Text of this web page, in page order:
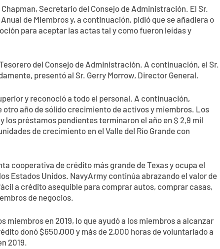
Secretario del Consejo de Administración. El Sr.
de Miembros y, a continuación, pidió que se añadiera o
para aceptar las actas tal y como fueron leídas y
del Consejo de Administración. A continuación, el Sr.
presentó al Sr. Gerry Morrow, Director General.
y reconoció a todo el personal. A continuación,
otro año de sólido crecimiento de activos y miembros. Los
préstamos pendientes terminaron el año en $ 2,9 mil
de crecimiento en el Valle del Río Grande con
cooperativa de crédito más grande de Texas y ocupa el
Estados Unidos. NavyArmy continúa abrazando el valor de
a crédito asequible para comprar autos, comprar casas,
de negocios.
miembros en 2019, lo que ayudó a los miembros a alcanzar
donó $650,000 y más de 2,000 horas de voluntariado a
2019.